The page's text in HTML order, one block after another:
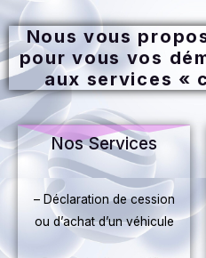
Nous vous
pour vous vos
aux services «
Nos Services
– Déclaration de cession
ou d’achat d’un véhicule